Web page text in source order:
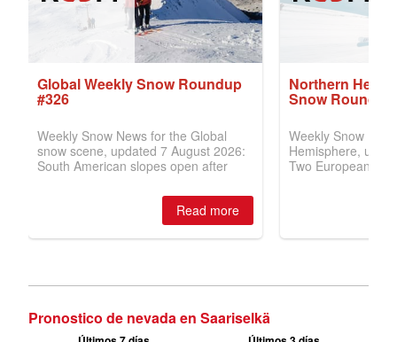
Pronostico de nevada en Saariselkä